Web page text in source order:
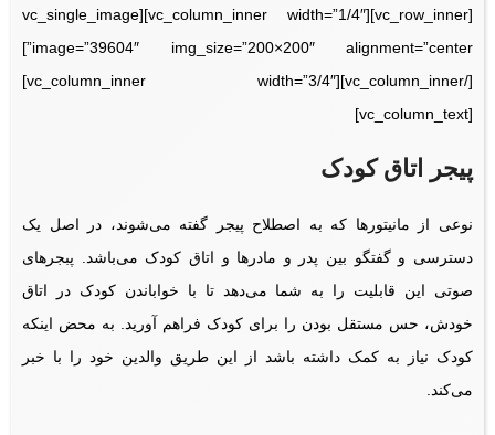
[vc_row_inner][vc_column_inner width=”1/4″][vc_single_image
image=”39604″ img_size=”200×200″ alignment=”center”]
[/vc_column_inner][vc_column_inner width=”3/4″]
[vc_column_text]
پیجر اتاق کودک
نوعی از مانیتورها که به اصطلاح پیجر گفته می‌شوند، در اصل یک
دسترسی و گفتگو بین پدر و مادرها و اتاق کودک می‌باشد. پبجرهای
صوتی این قابلیت را به شما می‌دهد تا با خواباندن کودک در اتاق
خودش، حس مستقل بودن را برای کودک فراهم آورید. به محض اینکه
کودک نیاز به کمک داشته باشد از این طریق والدین خود را با خبر
می‌کند.